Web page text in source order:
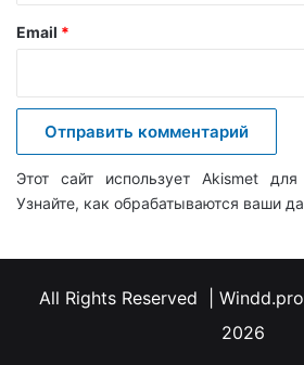
й
Email *
Этот сайт использует Akismet
Узнайте, как обрабатываются ваши
All Rights Reserved | Windd.pro
2026